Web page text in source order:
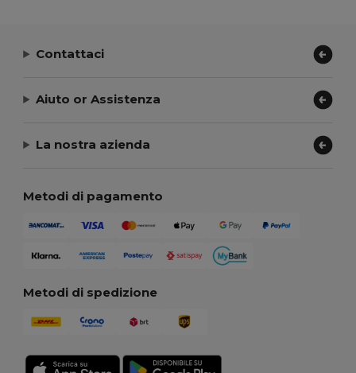
Contattaci
Aiuto or Assistenza
La nostra azienda
Metodi di pagamento
Metodi di spedizione